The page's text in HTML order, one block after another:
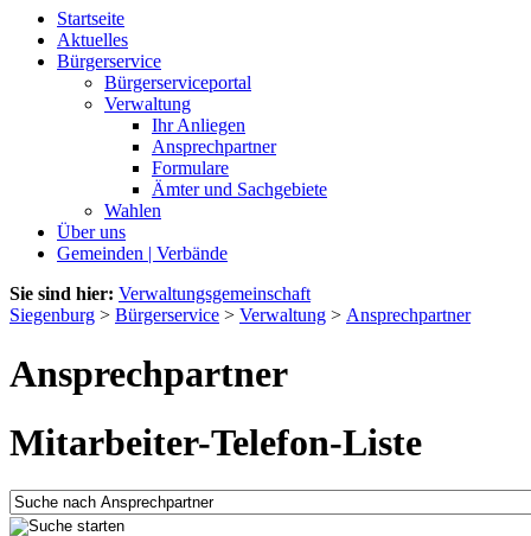
Startseite
Aktuelles
Bürgerservice
Bürgerserviceportal
Verwaltung
Ihr Anliegen
Ansprechpartner
Formulare
Ämter und Sachgebiete
Wahlen
Über uns
Gemeinden | Verbände
Sie sind hier: Verwaltungsgemeinschaft
Siegenburg > Bürgerservice > Verwaltung > Ansprechpartner
Ansprechpartner
Mitarbeiter-Telefon-Liste